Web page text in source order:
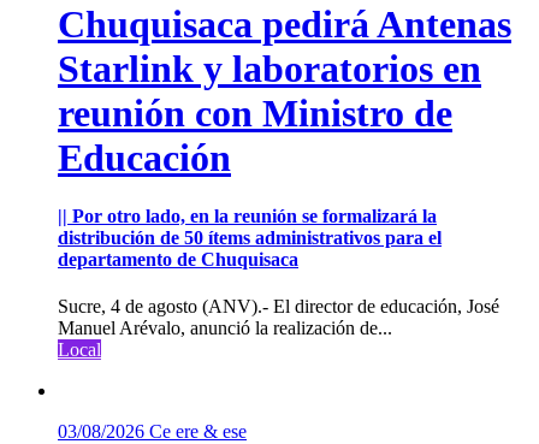
Chuquisaca pedirá Antenas
Starlink y laboratorios en
reunión con Ministro de
Educación
|| Por otro lado, en la reunión se formalizará la
distribución de 50 ítems administrativos para el
departamento de Chuquisaca
Sucre, 4 de agosto (ANV).- El director de educación, José
Manuel Arévalo, anunció la realización de...
Local
03/08/2026 Ce ere & ese